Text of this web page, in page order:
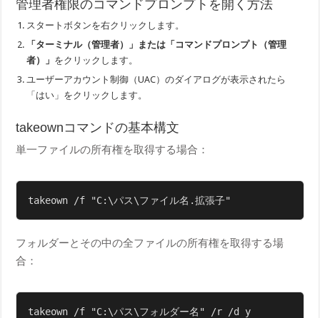
管理者権限のコマンドプロンプトを開く方法
スタートボタンを右クリックします。
「ターミナル（管理者）」または「コマンドプロンプト（管理
者）」 をクリックします。
ユーザーアカウント制御（UAC）のダイアログが表示されたら
「はい」をクリックします。
takeownコマンドの基本構文
単一ファイルの所有権を取得する場合：
takeown /f "C:\パス\ファイル名.拡張子"
フォルダーとその中の全ファイルの所有権を取得する場
合：
takeown /f "C:\パス\フォルダー名" /r /d y